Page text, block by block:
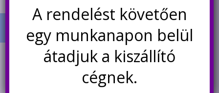
TERMÉK KATEGÓRIÁK
A rendelést követően
egy munkanapon belül
átadjuk a kiszállító
cégnek.